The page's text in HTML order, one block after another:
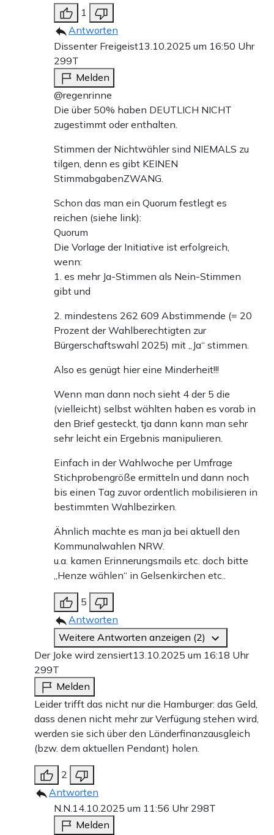
1
Antworten
Dissenter Freigeist13.10.2025 um 16:50 Uhr
299T
Melden
@regenrinne
Die über 50% haben DEUTLICH NICHT
zugestimmt oder enthalten.
Stimmen der Nichtwähler sind NIEMALS zu
tilgen, denn es gibt KEINEN
StimmabgabenZWANG.
Schon das man ein Quorum festlegt es
reichen (siehe link):
Quorum
Die Vorlage der Initiative ist erfolgreich,
wenn:
1. es mehr Ja-Stimmen als Nein-Stimmen
gibt und
2. mindestens 262 609 Abstimmende (= 20
Prozent der Wahlberechtigten zur
Bürgerschaftswahl 2025) mit „Ja“ stimmen.
Also es genügt hier eine Minderheit!!!
Wenn man dann noch sieht 4 der 5 die
(vielleicht) selbst wählten haben es vorab in
den Brief gesteckt, tja dann kann man sehr
sehr leicht ein Ergebnis manipulieren.
Einfach in der Wahlwoche per Umfrage
Stichprobengröße ermitteln und dann noch
bis einen Tag zuvor ordentlich mobilisieren in
bestimmten Wahlbezirken.
Ähnlich machte es man ja bei aktuell den
Kommunalwahlen NRW.
u.a. kamen Erinnerungsmails etc. doch bitte
„Henze wählen“ in Gelsenkirchen etc..
5
Antworten
Weitere Antworten anzeigen (2)
Der Joke wird zensiert13.10.2025 um 16:18 Uhr
299T
Melden
Leider trifft das nicht nur die Hamburger: das Geld,
dass denen nicht mehr zur Verfügung stehen wird,
werden sie sich über den Länderfinanzausgleich
(bzw. dem aktuellen Pendant) holen.
2
Antworten
N.N. 14.10.2025 um 11:56 Uhr 298T
Melden